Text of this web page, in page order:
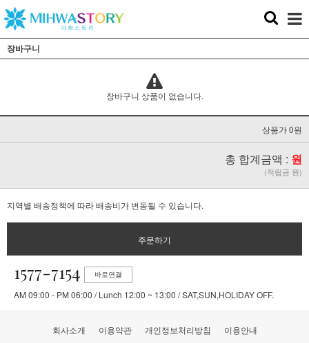
장바구니
장바구니 상품이 없습니다.
상품가 0원
총 합계금액 : 원
(적립금 원)
지역별 배송정책에 따라 배송비가 변동될 수 있습니다.
주문하기
1577-7154 바로연결
AM 09:00 - PM 06:00 / Lunch 12:00 ~ 13:00 / SAT,SUN,HOLIDAY OFF.
회사소개 이용약관 개인정보처리방침
이용안내